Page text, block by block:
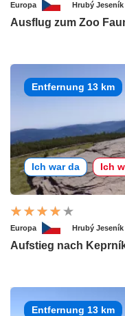
Europa Hrubý Jeseník
Ausflug zum Zoo
Entfernung 13 km
Ich war da Ich
Europa Hrubý Jeseník
Aufstieg nach
Entfernung 13 km